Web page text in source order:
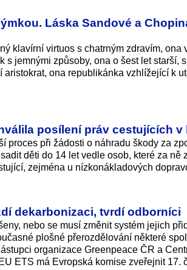
Láska Sandové a
klavírní virtuos s chatrným zdravím, ona
s jemnými způsoby, ona o šest let starší,
aristokrat, ona republikánka vzhlížející k
posílení práv cestujících v
proces při žádosti o náhradu škody za
děti do 14 let vedle osob, které za ně
zejména u nízkonákladových
dekarbonizaci, tvrdí odborníci
nebo se musí změnit systém jejich
plošné přerozdělování některé
organizace Greenpeace ČR a
ETS má Evropská komise zveřejnit 17.